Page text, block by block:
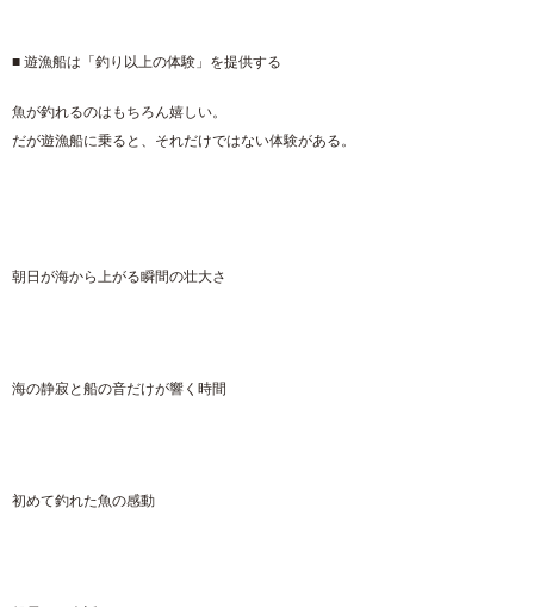
■ 遊漁船は「釣り以上の体験」を提供する
魚が釣れるのはもちろん嬉しい。
だが遊漁船に乗ると、それだけではない体験がある。
朝日が海から上がる瞬間の壮大さ
海の静寂と船の音だけが響く時間
初めて釣れた魚の感動